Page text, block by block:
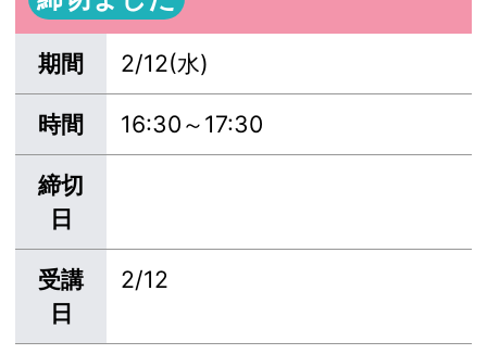
期間 2/12(水)
時間 16:30～17:30
締切
日
受講
日
2/12